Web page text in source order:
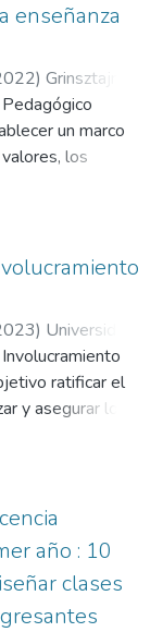
enseñanza
) Grinsztajn,
;De Vega,
Florencia
un marco
los
informan y
de
) Universidad
;Fische,
ratificar el
y asegurar los
principios de
del
año : 10
clases